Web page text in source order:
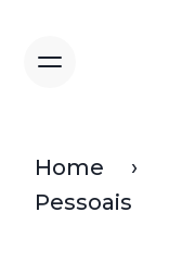
Home
Pessoais